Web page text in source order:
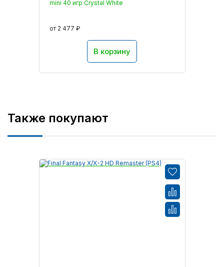
mini 40 игр Crystal White
от 2 477 ₽
В корзину
Также покупают